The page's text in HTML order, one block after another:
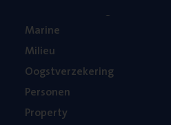
Mari­ne
Mili­eu
Oogst­ver­ze­ke­ring
Per­so­nen
Pro­per­ty